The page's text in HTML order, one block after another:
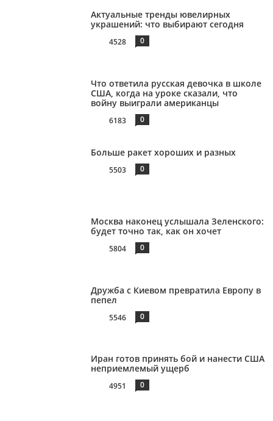
Актуальные тренды ювелирных
украшений: что выбирают сегодня
4528 0
Что ответила русская девочка в школе
США, когда на уроке сказали, что
войну выиграли американцы
6183 0
Больше ракет хороших и разных
5503 0
Москва наконец услышала Зеленского:
будет точно так, как он хочет
5804 0
Дружба с Киевом превратила Европу в
пепел
5546 0
Иран готов принять бой и нанести США
неприемлемый ущерб
4951 0